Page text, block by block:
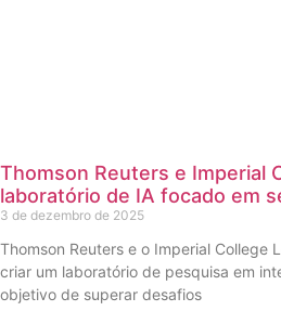
Thomson Reuters e Imperial
laboratório de IA focado em
3 de dezembro de 2025
Thomson Reuters e o Imperial College
criar um laboratório de pesquisa em
objetivo de superar desafios